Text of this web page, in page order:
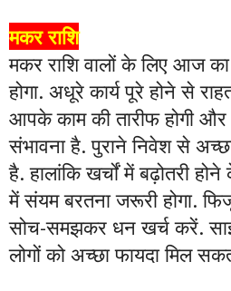
मकर राशि
मकर राशि वालों के लिए आज
होगा. अधूरे कार्य पूरे होने से
आपके काम की तारीफ होगी और
संभावना है. पुराने निवेश से
है. हालांकि खर्चों में बढ़ोतरी
में संयम बरतना जरूरी होगा.
सोच-समझकर धन खर्च करें.
लोगों को अच्छा फायदा मिल